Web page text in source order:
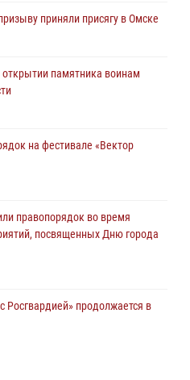
приняли присягу в Омске
памятника воинам
на фестивале «Вектор
правопорядок во время
посвященных Дню города
Росгвардией» продолжается в